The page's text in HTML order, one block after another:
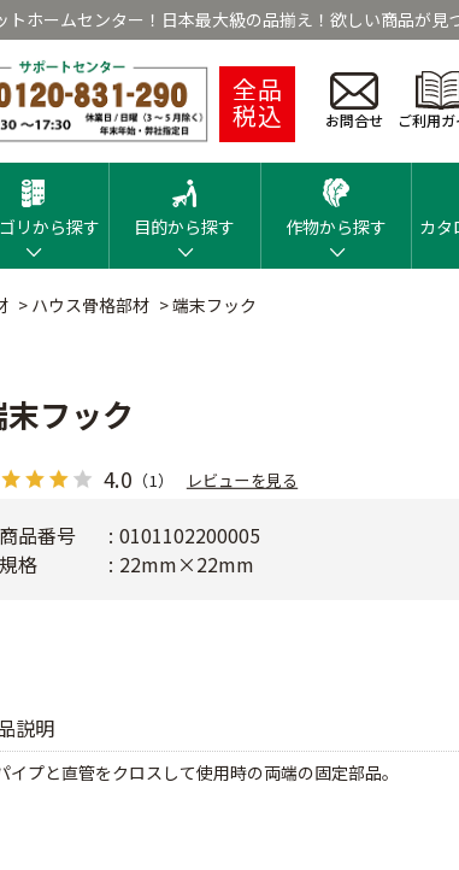
ホームセンター！日本最大級の品揃え！欲しい商品が見
全品
税込 お問合せ ご利用ガ
リから探す 目的から探す 作物から探す カタ
> ハウス骨格部材 >端末フック
フック
4.0 （1） レビューを見る
説明
イプと直管をクロスして使用時の両端の固定部品。
商品番号
0101102200005
規格
22mm×22mm